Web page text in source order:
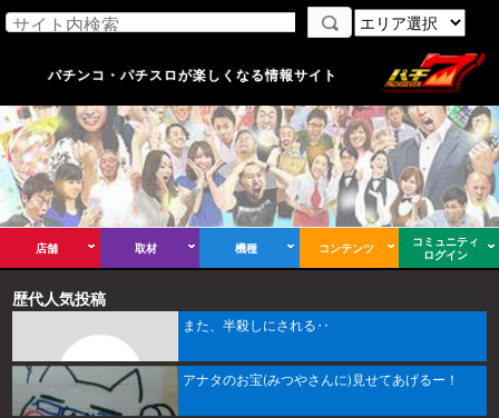
パチンコ・パチスロが楽しくなる情報サイト
店舗 取材 機種 コンテンツ
コミュニティ
ログイン
歴代人気投稿
また、半殺しにされる‥
アナタのお宝(みつやさんに)見せてあげるー！